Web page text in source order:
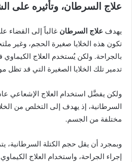
علاج السرطان، وتأثيره على
يهدف علاج السرطان غالباً إلى القضاء
تكون هذه الخلايا صغيرة الحجم، وغير
بالجراحة. ولكن يُستخدم العلاج
تدمير تلك الخلايا الصغيرة التي قد تظل
ولكن يفضَّل استخدام العلاج الإشعاعي
السرطانية، إذ يهدف إلى التخلص من
مختلفة من الجسم.
وبمجرد أن يقل حجم الكتلة السرطانية،
إجراء الجراحة، واستخدام العلاج